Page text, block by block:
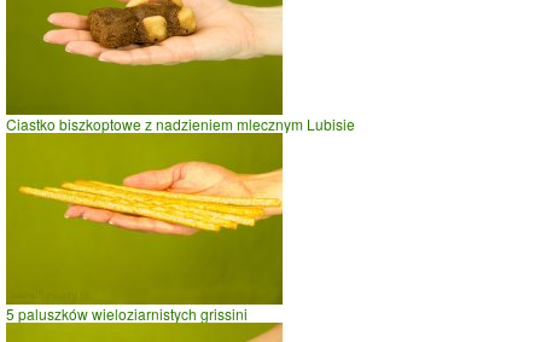
Ciastko biszkoptowe z nadzieniem mlecznym Lubisie
5 paluszków wieloziarnistych grissini